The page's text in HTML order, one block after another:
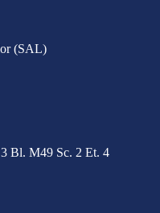
(SAL)
Bl. M49 Sc. 2 Et. 4